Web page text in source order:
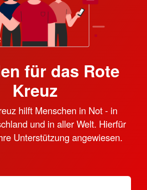
für das Rote
Kreuz
hilft Menschen in Not - in
und in aller Welt. Hierfür
Unterstützung angewiesen.